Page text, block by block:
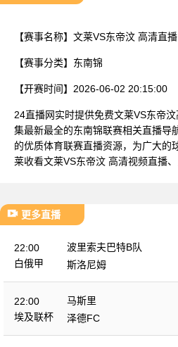
【赛事名称】 文莱VS东帝汶 高清直播
【赛事分类】 东南锦
【开赛时间】 2026-06-02 20:15:00
24直播网实时提供免费文莱VS东帝
集最新最全的东南锦联赛相关直播导
的优质体育联赛直播资源，为广大的
莱收看文莱VS东帝汶 高清视频直播、
更多直播
22:00
白俄甲
波里索夫巴特B队
斯洛尼姆
22:00
埃及联杯
马斯里
泽德FC